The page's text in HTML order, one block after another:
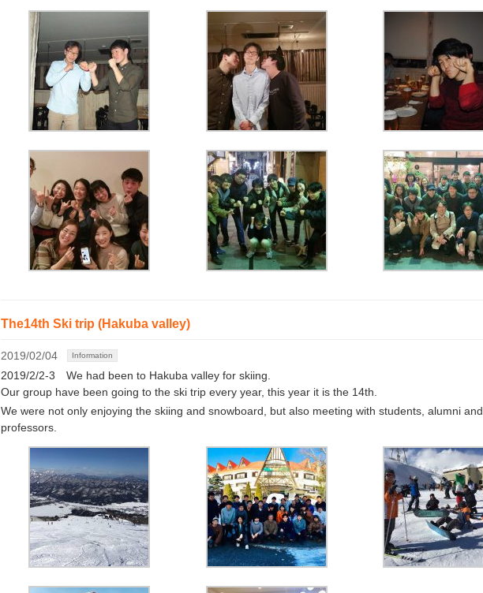
The14th Ski trip (Hakuba valley)
2019/02/04 Information
2019/2/2-3 We had been to Hakuba valley for skiing.
Our group have been going to the ski trip every year, this year it is the 14th.
We were not only enjoying the skiing and snowboard, but also meeting with students, alumni and
professors.